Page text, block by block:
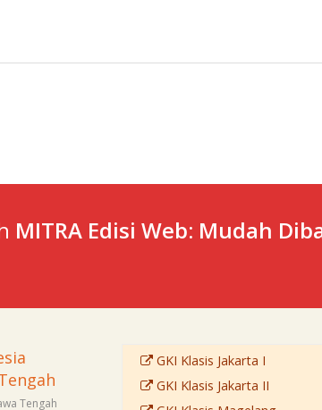
MITRA Edisi Web: Mudah
Tengah
GKI Klasis Jakarta I
GKI Klasis Jakarta II